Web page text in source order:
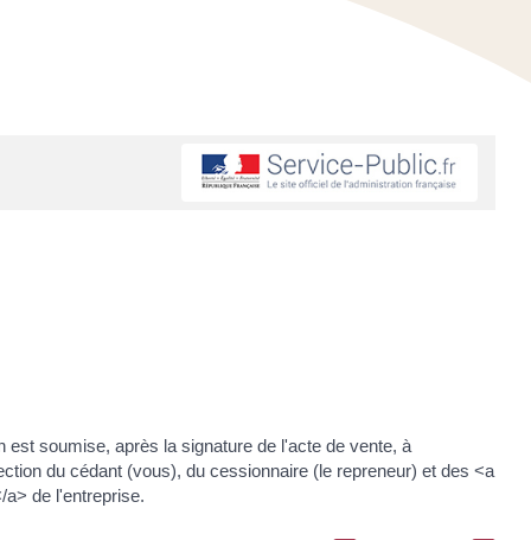
soumise, après la signature de l'acte de vente, à
du cédant (vous), du cessionnaire (le repreneur) et des <a
de l'entreprise.